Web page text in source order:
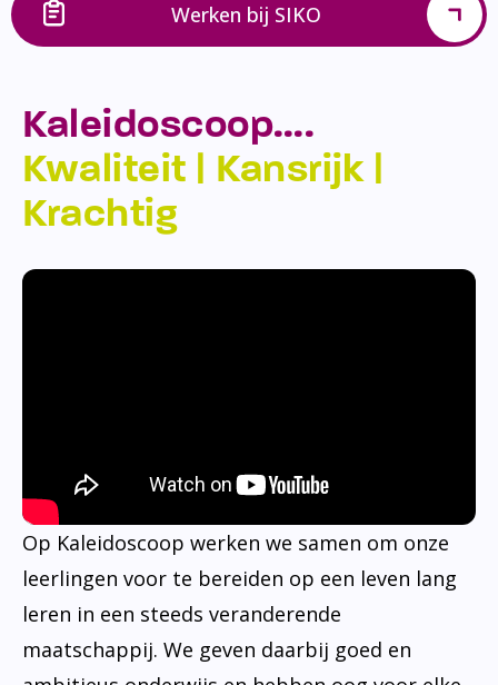
Werken bij SIKO
Kaleidoscoop….
Kwaliteit | Kansrijk |
Krachtig
Op Kaleidoscoop werken we samen om onze
leerlingen voor te bereiden op een leven lang
leren in een steeds veranderende
maatschappij. We geven daarbij goed en